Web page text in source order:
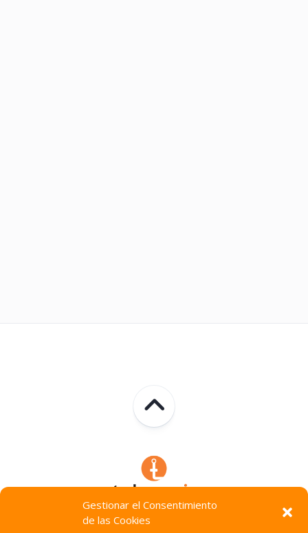
Gestionar el Consentimiento
de las Cookies
Technocracia © 2026. Todos Los Derechos Reservados.